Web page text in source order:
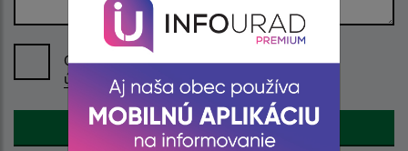
Oboznámil som sa sospracúvaním osobných
údajov
Google reCaptcha ResponseOdoslať správu